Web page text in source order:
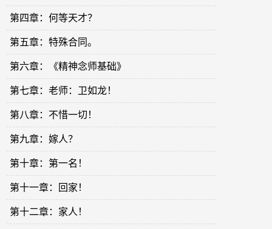
第四章：何等天才？
第五章：特殊合同。
第六章：《精神念师基础》
第七章：老师：卫如龙！
第八章：不惜一切！
第九章：嫁人？
第十章：第一名！
第十一章：回家！
第十二章：家人！